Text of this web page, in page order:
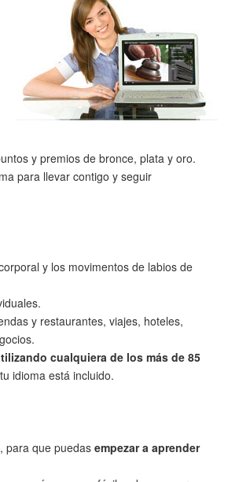
y premios de bronce, plata y oro.
para llevar contigo y seguir
y los movimentos de labios de
y restaurantes, viajes, hoteles,
cualquiera de los más de 85
idioma está incluido.
para que puedasempezar a aprender